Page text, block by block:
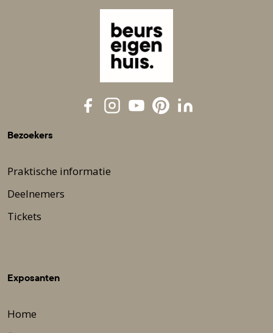
Bezoekers
Praktische informatie
Deelnemers
Tickets
Exposanten
Home